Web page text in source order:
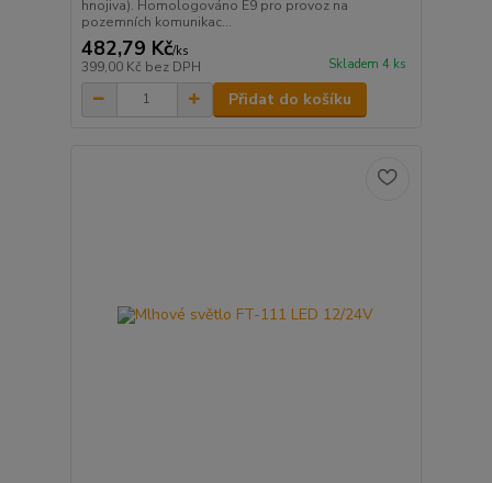
hnojiva). Homologováno E9 pro provoz na
pozemních komunikac...
482,79 Kč/ks
399,00 Kč bez DPH Skladem 4 ks
Přidat do košíku